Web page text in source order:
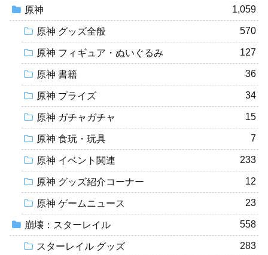
原神 1,059
原神 グッズ全般 570
原神 フィギュア・ぬいぐるみ 127
原神 書籍 36
原神 プライズ 34
原神 ガチャガチャ 15
原神 食玩・玩具 7
原神 イベント関連 233
原神 グッズ紹介コーナー 12
原神 ゲームニュース 23
崩壊：スターレイル 558
スターレイル グッズ 283